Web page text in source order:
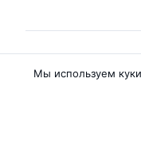
Мы используем